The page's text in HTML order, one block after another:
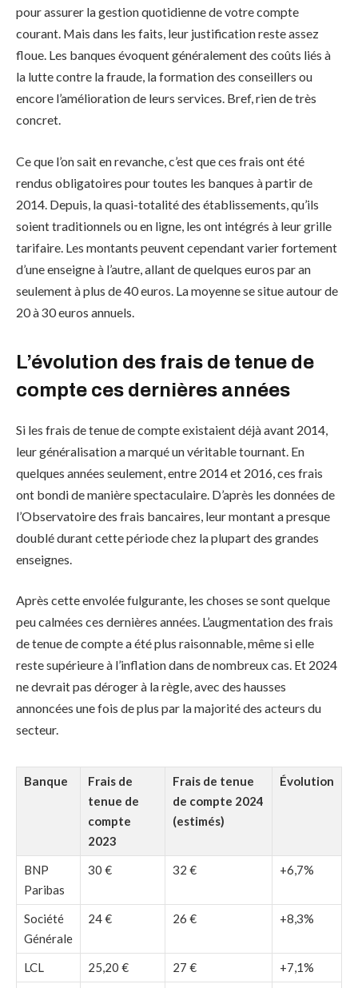
pour assurer la gestion quotidienne de votre compte
courant. Mais dans les faits, leur justification reste assez
floue. Les banques évoquent généralement des coûts liés à
la lutte contre la fraude, la formation des conseillers ou
encore l’amélioration de leurs services. Bref, rien de très
concret.
Ce que l’on sait en revanche, c’est que ces frais ont été
rendus obligatoires pour toutes les banques à partir de
2014. Depuis, la quasi-totalité des établissements, qu’ils
soient traditionnels ou en ligne, les ont intégrés à leur grille
tarifaire. Les montants peuvent cependant varier fortement
d’une enseigne à l’autre, allant de quelques euros par an
seulement à plus de 40 euros. La moyenne se situe autour de
20 à 30 euros annuels.
L’évolution des frais de tenue de
compte ces dernières années
Si les frais de tenue de compte existaient déjà avant 2014,
leur généralisation a marqué un véritable tournant. En
quelques années seulement, entre 2014 et 2016, ces frais
ont bondi de manière spectaculaire. D’après les données de
l’Observatoire des frais bancaires, leur montant a presque
doublé durant cette période chez la plupart des grandes
enseignes.
Après cette envolée fulgurante, les choses se sont quelque
peu calmées ces dernières années. L’augmentation des frais
de tenue de compte a été plus raisonnable, même si elle
reste supérieure à l’inflation dans de nombreux cas. Et 2024
ne devrait pas déroger à la règle, avec des hausses
annoncées une fois de plus par la majorité des acteurs du
secteur.
Banque
Frais de
tenue de
compte
2023
Frais de tenue
de compte 2024
(estimés)
Évolution
BNP
Paribas
30 € 32 € +6,7%
Société
Générale
24 € 26 € +8,3%
LCL 25,20 € 27 €
+7,1%